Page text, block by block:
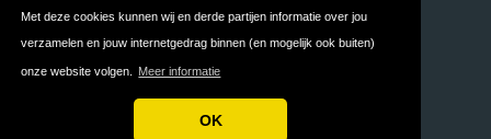
Met deze cookies kunnen wij en derde partijen informatie over jou
verzamelen en jouw internetgedrag binnen (en mogelijk ook buiten)
onze website volgen. Meer informatie
OK
Voorwaarden
Copyright © 2026 DatingWebsites.nl